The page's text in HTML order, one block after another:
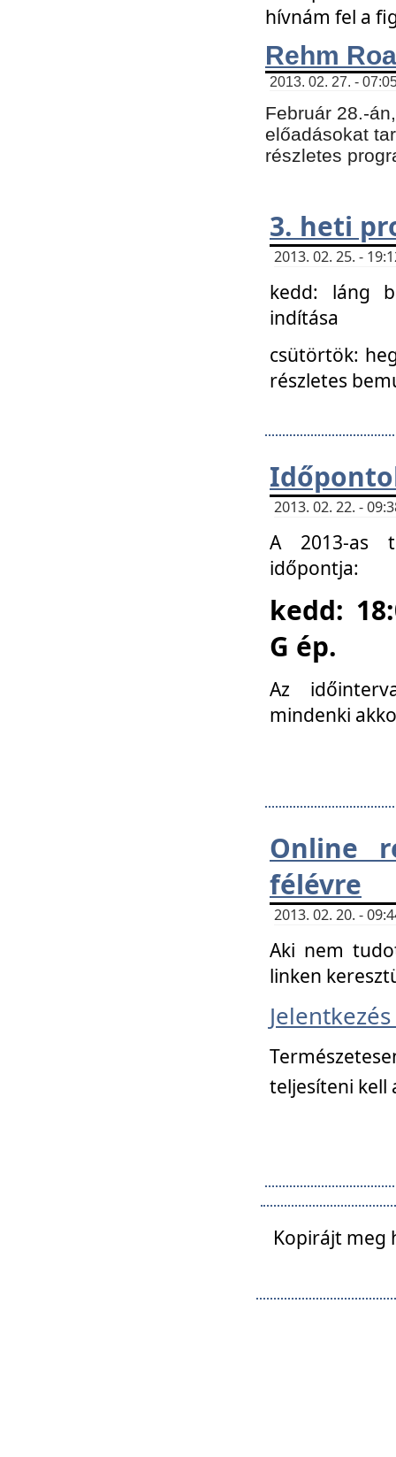
hívnám fel a
Rehm
2013. 02. 27. -
Február 28.-
előadásokat
részletes
3. heti
2013. 02. 25. -
kedd: láng
indítása
csütörtök:
részletes
2013. 02. 22. -
A 2013-as
időpontja:
kedd:
G ép.
Az
mindenki
Online
félévre
2013. 02. 20. -
Aki nem
linken
Jelentkezés
teljesíteni kell
Kopirájt meg